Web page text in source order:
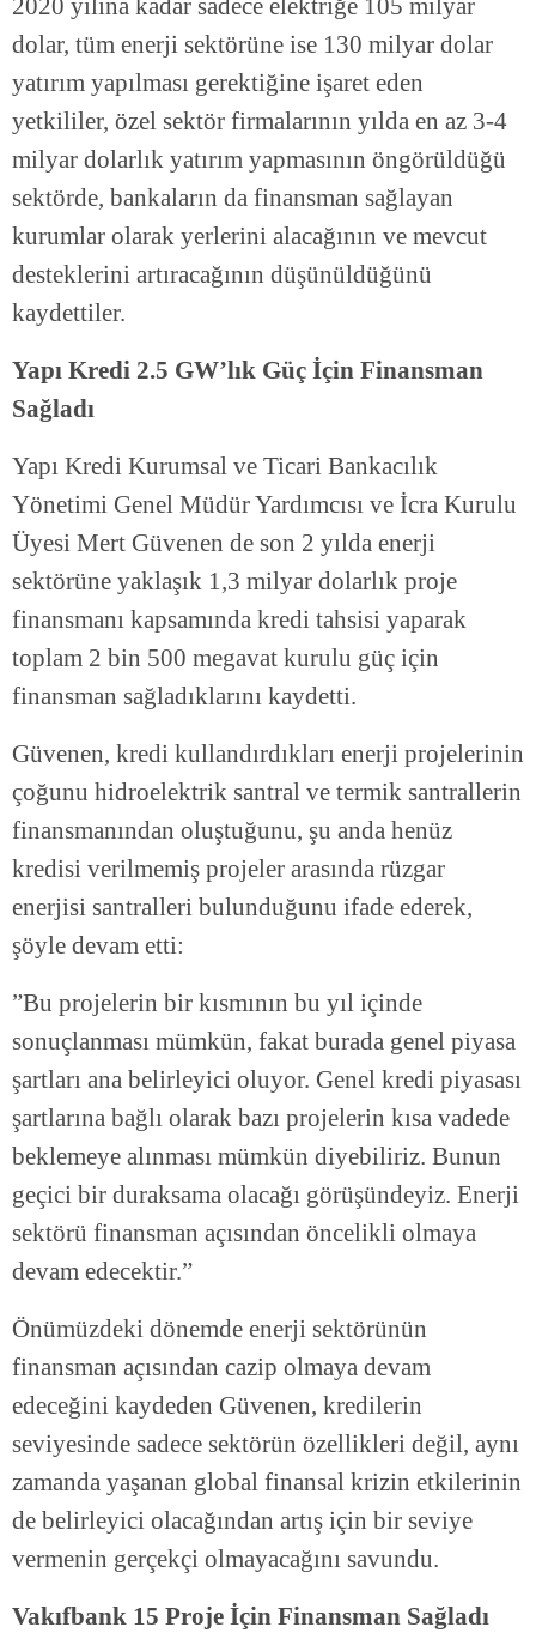
2020 yılına kadar sadece elektriğe 105 milyar
dolar, tüm enerji sektörüne ise 130 milyar dolar
yatırım yapılması gerektiğine işaret eden
yetkililer, özel sektör firmalarının yılda en az 3-4
milyar dolarlık yatırım yapmasının öngörüldüğü
sektörde, bankaların da finansman sağlayan
kurumlar olarak yerlerini alacağının ve mevcut
desteklerini artıracağının düşünüldüğünü
kaydettiler.
Yapı Kredi 2.5 GW’lık Güç İçin Finansman
Sağladı
Yapı Kredi Kurumsal ve Ticari Bankacılık
Yönetimi Genel Müdür Yardımcısı ve İcra Kurulu
Üyesi Mert Güvenen de son 2 yılda enerji
sektörüne yaklaşık 1,3 milyar dolarlık proje
finansmanı kapsamında kredi tahsisi yaparak
toplam 2 bin 500 megavat kurulu güç için
finansman sağladıklarını kaydetti.
Güvenen, kredi kullandırdıkları enerji projelerinin
çoğunu hidroelektrik santral ve termik santrallerin
finansmanından oluştuğunu, şu anda henüz
kredisi verilmemiş projeler arasında rüzgar
enerjisi santralleri bulunduğunu ifade ederek,
şöyle devam etti:
”Bu projelerin bir kısmının bu yıl içinde
sonuçlanması mümkün, fakat burada genel piyasa
şartları ana belirleyici oluyor. Genel kredi piyasası
şartlarına bağlı olarak bazı projelerin kısa vadede
beklemeye alınması mümkün diyebiliriz. Bunun
geçici bir duraksama olacağı görüşündeyiz. Enerji
sektörü finansman açısından öncelikli olmaya
devam edecektir.”
Önümüzdeki dönemde enerji sektörünün
finansman açısından cazip olmaya devam
edeceğini kaydeden Güvenen, kredilerin
seviyesinde sadece sektörün özellikleri değil, aynı
zamanda yaşanan global finansal krizin etkilerinin
de belirleyici olacağından artış için bir seviye
vermenin gerçekçi olmayacağını savundu.
Vakıfbank 15 Proje İçin Finansman Sağladı